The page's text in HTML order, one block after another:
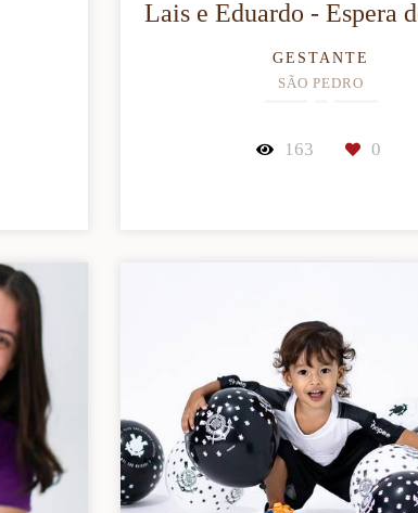
Lais e Eduardo - Espera
GESTANTE
SÃO PEDRO
163 0